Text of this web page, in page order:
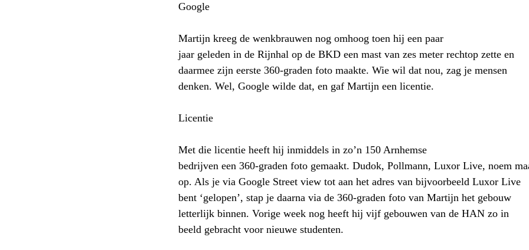
Google
Martijn kreeg de wenkbrauwen nog omhoog toen hij een paar
jaar geleden in de Rijnhal op de BKD een mast van zes meter rechtop zette en
daarmee zijn eerste 360-graden foto maakte. Wie wil dat nou, zag je mensen
denken. Wel, Google wilde dat, en gaf Martijn een licentie.
Licentie
Met die licentie heeft hij inmiddels in zo’n 150 Arnhemse
bedrijven een 360-graden foto gemaakt. Dudok, Pollmann, Luxor Live, noem
op. Als je via Google Street view tot aan het adres van bijvoorbeeld Luxor Live
bent ‘gelopen’, stap je daarna via de 360-graden foto van Martijn het gebouw
letterlijk binnen. Vorige week nog heeft hij vijf gebouwen van de HAN zo in
beeld gebracht voor nieuwe studenten.